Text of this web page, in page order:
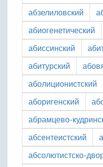
абзелиловский
абиогенетический
абиссинский
абитурский
аболиционистский
аборигенский
абрамцево-
абсентеистский
абсолютистско-